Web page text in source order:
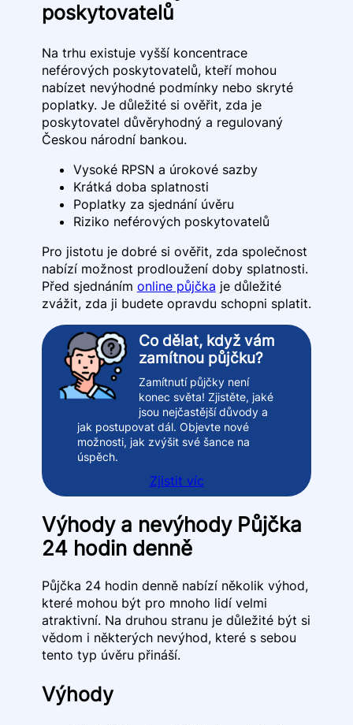
poskytovatelů
Na trhu existuje vyšší koncentrace
neférových poskytovatelů, kteří mohou
nabízet nevýhodné podmínky nebo skryté
poplatky. Je důležité si ověřit, zda je
poskytovatel důvěryhodný a regulovaný
Českou národní bankou.
Vysoké RPSN a úrokové sazby
Krátká doba splatnosti
Poplatky za sjednání úvěru
Riziko neférových poskytovatelů
Pro jistotu je dobré si ověřit, zda společnost
nabízí možnost prodloužení doby splatnosti.
Před sjednáním online půjčka je důležité
zvážit, zda ji budete opravdu schopni splatit.
Co dělat, když vám
zamítnou půjčku?
Zamítnutí půjčky není
konec světa! Zjistěte, jaké
jsou nejčastější důvody a
jak postupovat dál. Objevte nové
možnosti, jak zvýšit své šance na
úspěch.
Zjistit víc
Výhody a nevýhody Půjčka
24 hodin denně
Půjčka 24 hodin denně nabízí několik výhod,
které mohou být pro mnoho lidí velmi
atraktivní. Na druhou stranu je důležité být si
vědom i některých nevýhod, které s sebou
tento typ úvěru přináší.
Výhody